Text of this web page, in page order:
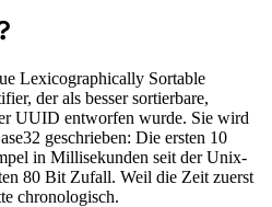
Lexicographically Sortable
der als besser sortierbare,
UUID entworfen wurde. Sie wird
geschrieben: Die ersten 10
in Millisekunden seit der Unix-
80 Bit Zufall. Weil die Zeit zuerst
chronologisch.